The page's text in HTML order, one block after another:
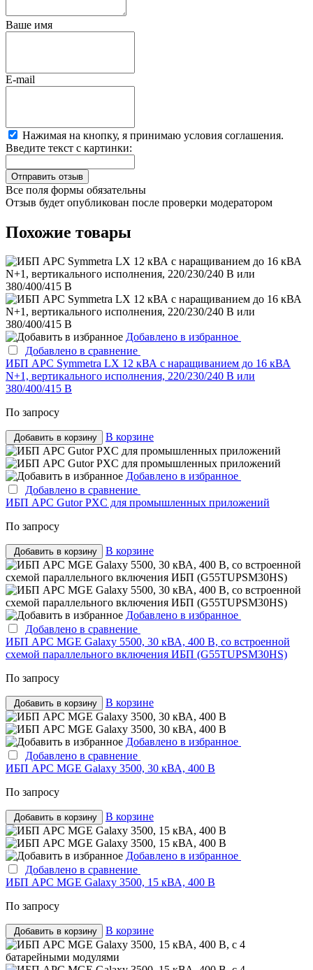
Ваше имя
E-mail
Нажимая на кнопку, я принимаю условия соглашения.
Введите текст с картинки:
Все поля формы обязательны
Отзыв будет опубликован после проверки модератором
Похожие товары
Добавлено в избранное
Добавлено в сравнение
ИБП APC Symmetra LX 12 кВА с наращиванием до 16 кВА
N+1, вертикального исполнения, 220/230/240 В или
380/400/415 В
По запросу
Добавить в корзину В корзине
Добавлено в избранное
Добавлено в сравнение
ИБП APC Gutor PXC для промышленных приложений
По запросу
Добавить в корзину В корзине
Добавлено в избранное
Добавлено в сравнение
ИБП APC MGE Galaxy 5500, 30 кВА, 400 В, со встроенной
схемой параллельного включения ИБП (G55TUPSM30HS)
По запросу
Добавить в корзину В корзине
Добавлено в избранное
Добавлено в сравнение
ИБП APC MGE Galaxy 3500, 30 кВА, 400 В
По запросу
Добавить в корзину В корзине
Добавлено в избранное
Добавлено в сравнение
ИБП APC MGE Galaxy 3500, 15 кВА, 400 В
По запросу
Добавить в корзину В корзине